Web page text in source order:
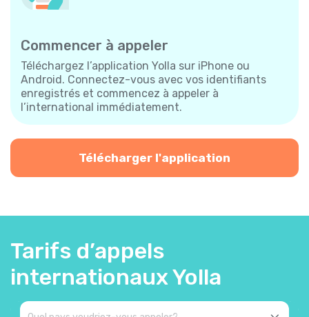
Commencer à appeler
Téléchargez l’application Yolla sur iPhone ou
Android. Connectez-vous avec vos identifiants
enregistrés et commencez à appeler à
l’international immédiatement.
Télécharger l'application
Tarifs d’appels
internationaux Yolla